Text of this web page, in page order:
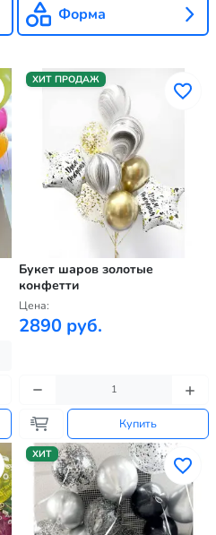
Форма
ХИТ ПРОДАЖ
Букет шаров золотые
конфетти
Цена:
2890 руб.
Купить
ХИТ